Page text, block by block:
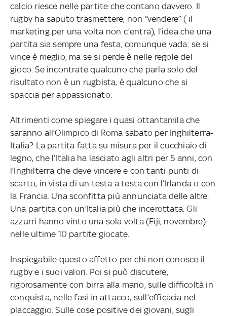
calcio riesce nelle partite che contano davvero. Il
rugby ha saputo trasmettere, non “vendere” ( il
marketing per una volta non c’entra), l’idea che una
partita sia sempre una festa, comunque vada: se si
vince è meglio, ma se si perde è nelle regole del
gioco. Se incontrate qualcuno che parla solo del
risultato non è un rugbista, è qualcuno che si
spaccia per appassionato.
Altrimenti come spiegare i quasi ottantamila che
saranno all’Olimpico di Roma sabato per Inghilterra-
Italia? La partita fatta su misura per il cucchiaio di
legno, che l’Italia ha lasciato agli altri per 5 anni, con
l’Inghilterra che deve vincere e con tanti punti di
scarto, in vista di un testa a testa con l’Irlanda o con
la Francia. Una sconfitta più annunciata delle altre.
Una partita con un’Italia più che incerottata. Gli
azzurri hanno vinto una sola volta (Fiji, novembre)
nelle ultime 10 partite giocate.
Inspiegabile questo affetto per chi non conosce il
rugby e i suoi valori. Poi si può discutere,
rigorosamente con birra alla mano, sulle difficoltà in
conquista, nelle fasi in attacco, sull’efficacia nel
placcaggio. Sulle cose positive dei giovani, sugli